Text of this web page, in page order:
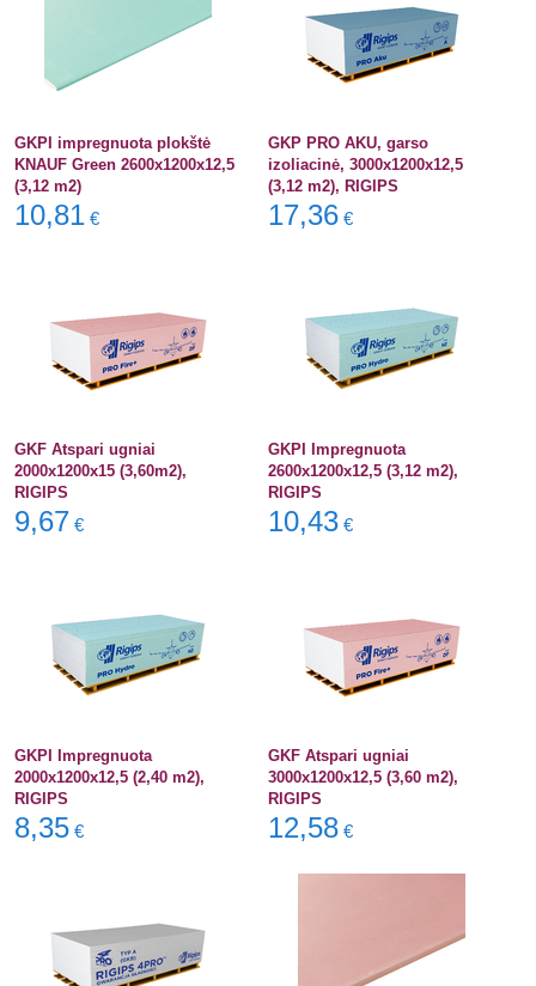
GKPI impregnuota plokštė
KNAUF Green 2600x1200x12,5
(3,12 m2)
10,81 €
GKP PRO AKU, garso
izoliacinė, 3000x1200x12,5
(3,12 m2), RIGIPS
17,36 €
GKF Atspari ugniai
2000x1200x15 (3,60m2),
RIGIPS
9,67 €
GKPI Impregnuota
2600x1200x12,5 (3,12 m2),
RIGIPS
10,43 €
GKPI Impregnuota
2000x1200x12,5 (2,40 m2),
RIGIPS
8,35 €
GKF Atspari ugniai
3000x1200x12,5 (3,60 m2),
RIGIPS
12,58 €